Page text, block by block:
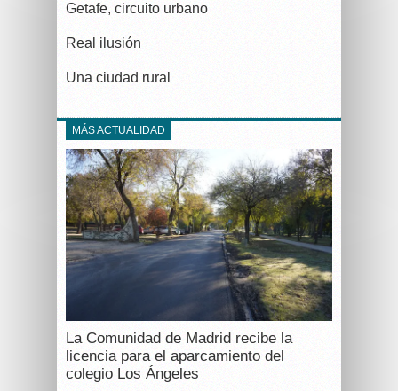
Getafe, circuito urbano
Real ilusión
Una ciudad rural
MÁS ACTUALIDAD
La Comunidad de Madrid recibe la
licencia para el aparcamiento del
colegio Los Ángeles